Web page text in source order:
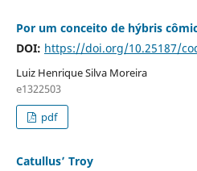
Por um conceito de hýbris
DOI: https://doi.org/10.25187/
Luiz Henrique Silva Moreira
e1322503
pdf
Catullus’ Troy